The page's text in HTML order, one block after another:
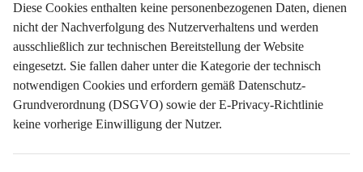
Diese Cookies enthalten keine personenbezogenen Daten, dienen
nicht der Nachverfolgung des Nutzerverhaltens und werden
ausschließlich zur technischen Bereitstellung der Website
eingesetzt. Sie fallen daher unter die Kategorie der technisch
notwendigen Cookies und erfordern gemäß Datenschutz-
Grundverordnung (DSGVO) sowie der E-Privacy-Richtlinie
keine vorherige Einwilligung der Nutzer.